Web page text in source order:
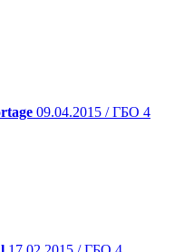
09.04.2015 / ГБО 4